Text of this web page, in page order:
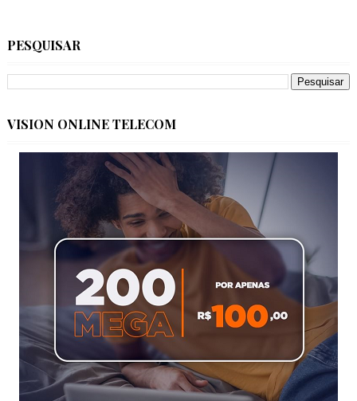
PESQUISAR
VISION ONLINE TELECOM